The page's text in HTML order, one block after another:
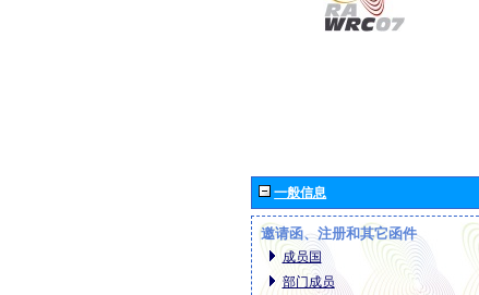
一般信息
邀请函、注册和其它函件
成员国
部门成员